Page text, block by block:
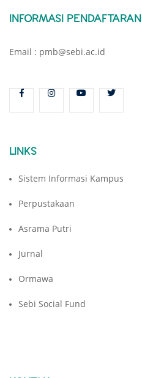
INFORMASI PENDAFTARAN
Email : pmb@sebi.ac.id
LINKS
Sistem Informasi Kampus
Perpustakaan
Asrama Putri
Jurnal
Ormawa
Sebi Social Fund